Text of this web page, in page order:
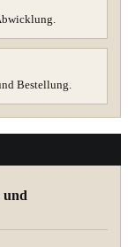
Bestellung.
und